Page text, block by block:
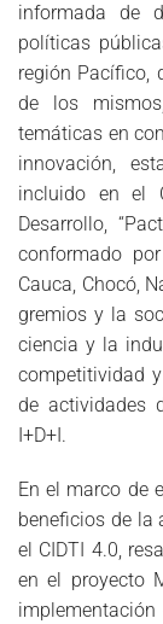
informada de
políticas
región Pacífico,
de los
temáticas en
innovación,
incluido en el
Desarrollo,
conformado
Cauca, Chocó,
gremios y la
ciencia y la
competitividad
de actividades
I+D+I.
En el marco de
beneficios de la
el CIDTI 4.0,
en el proyecto